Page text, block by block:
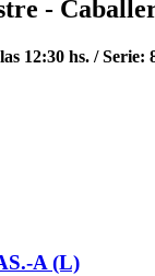
-
12:30 hs. / Serie:
A (L)